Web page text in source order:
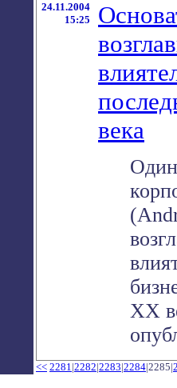
24.11.2004
15:25
века
XX
<< 2281|2282|2283|2284|2285|